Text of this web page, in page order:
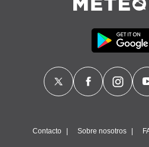
Contacto Sobre nosotros